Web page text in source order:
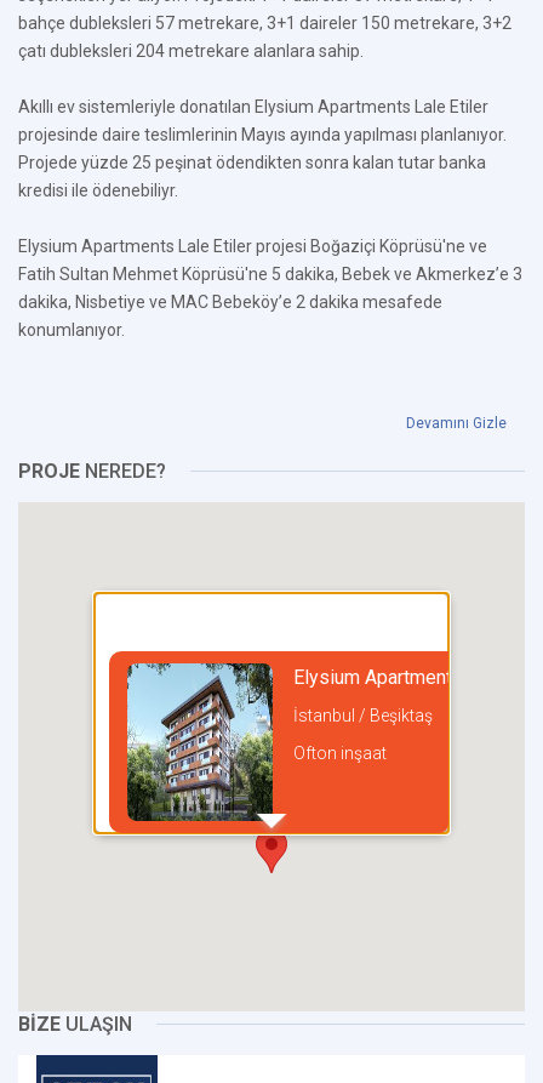
bahçe dubleksleri 57 metrekare, 3+1 daireler 150 metrekare, 3+2
çatı dubleksleri 204 metrekare alanlara sahip.
Akıllı ev sistemleriyle donatılan Elysium Apartments Lale Etiler
projesinde daire teslimlerinin Mayıs ayında yapılması planlanıyor.
Projede yüzde 25 peşinat ödendikten sonra kalan tutar banka
kredisi ile ödenebiliyr.
Elysium Apartments Lale Etiler projesi Boğaziçi Köprüsü'ne ve
Fatih Sultan Mehmet Köprüsü'ne 5 dakika, Bebek ve Akmerkez’e 3
dakika, Nisbetiye ve MAC Bebeköy’e 2 dakika mesafede
konumlanıyor.
Devamını Gizle
PROJE NEREDE?
Elysium Apartments Lale
İstanbul / Beşiktaş
Ofton inşaat
BİZE ULAŞIN